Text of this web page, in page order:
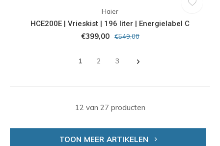
Haier
HCE200E | Vrieskist | 196 liter | Energielabel C
€399,00 €549,00
1 2 3
12 van 27 producten
TOON MEER ARTIKELEN